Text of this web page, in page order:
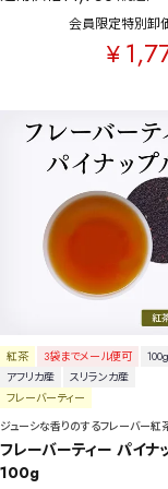
健康茶
紅茶
容量を選択
50g
会員限定特別卸
¥
紅茶 3袋までメール便可
100g
アフリカ産
スリランカ産
フレーバーティー
ジューシな香りのするフレーバー紅
フレーバーティー パイナ
100g